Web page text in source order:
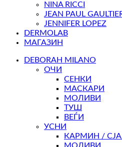
NINA RICCI
JEAN PAUL
JENNIFER LOPEZ
DERMOLAB
МАГАЗИН
DEBORAH MILANO
ОЧИ
СЕНКИ
МАСКАРИ
МОЛИВИ
ТУШ
ВЕЃИ
УСНИ
КАРМИН /